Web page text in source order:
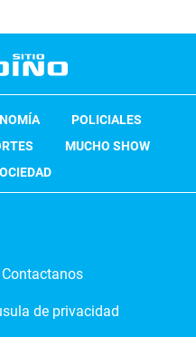
POLICIALES
MUCHO SHOW
Contactanos
de privacidad